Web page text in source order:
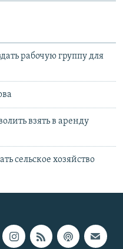
рабочую группу для
взять в аренду
сельское хозяйство